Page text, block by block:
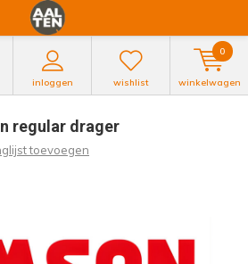
inloggen wishlist winkelwagen
0
regular drager
toevoegen